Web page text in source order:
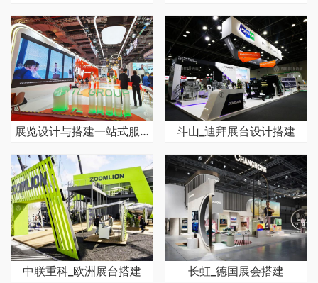
展览设计与搭建一站式服务的公司多吗 斗山_迪拜展台设计搭建
中联重科_欧洲展台搭建 长虹_德国展会搭建